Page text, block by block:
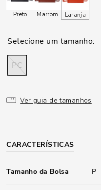
Preto Marrom Laranja
PC
Ver guia de tamanhos
CARACTERÍSTICAS
Tamanho da Bolsa P